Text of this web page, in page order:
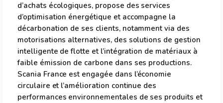
d’achats écologiques, propose des services
d’optimisation énergétique et accompagne la
décarbonation de ses clients, notamment via des
motorisations alternatives, des solutions de gestion
intelligente de flotte et l’intégration de matériaux à
faible émission de carbone dans ses productions.
Scania France est engagée dans l’économie
circulaire et l’amélioration continue des
performances environnementales de ses produits et